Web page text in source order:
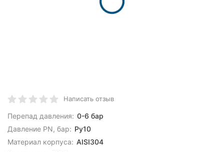
Написать отзыв
Перепад давления: 0-6 бар
Давление PN, бар: Ру10
Материал корпуса: AISI304